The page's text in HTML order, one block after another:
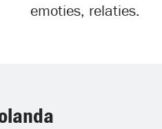
emoties, relaties.